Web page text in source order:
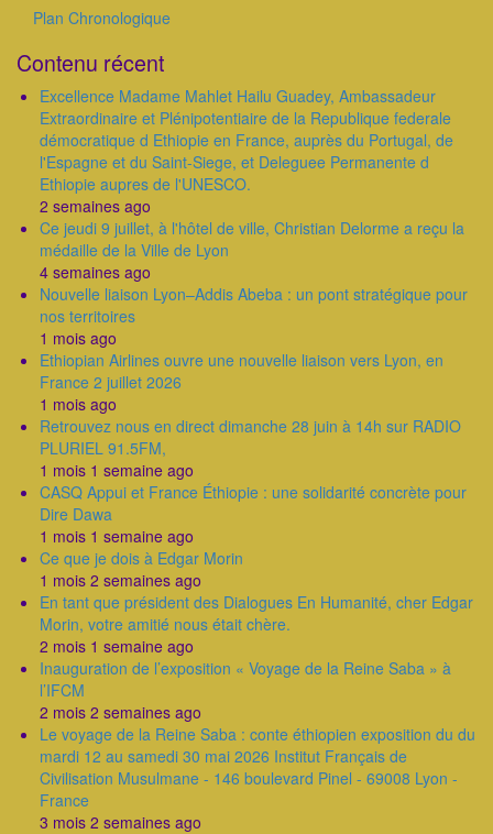
Plan Chronologique
Contenu récent
Excellence Madame Mahlet Hailu Guadey, Ambassadeur
Extraordinaire et Plénipotentiaire de la Republique federale
démocratique d Ethiopie en France, auprès du Portugal, de
l'Espagne et du Saint-Siege, et Deleguee Permanente d
Ethiopie aupres de l'UNESCO.
2 semaines ago
Ce jeudi 9 juillet, à l'hôtel de ville, Christian Delorme a reçu la
médaille de la Ville de Lyon
4 semaines ago
Nouvelle liaison Lyon–Addis Abeba : un pont stratégique pour
nos territoires
1 mois ago
Ethiopian Airlines ouvre une nouvelle liaison vers Lyon, en
France 2 juillet 2026
1 mois ago
Retrouvez nous en direct dimanche 28 juin à 14h sur RADIO
PLURIEL 91.5FM,
1 mois 1 semaine ago
CASQ Appui et France Éthiopie : une solidarité concrète pour
Dire Dawa
1 mois 1 semaine ago
Ce que je dois à Edgar Morin
1 mois 2 semaines ago
En tant que président des Dialogues En Humanité, cher Edgar
Morin, votre amitié nous était chère.
2 mois 1 semaine ago
Inauguration de l’exposition « Voyage de la Reine Saba » à
l’IFCM
2 mois 2 semaines ago
Le voyage de la Reine Saba : conte éthiopien exposition du du
mardi 12 au samedi 30 mai 2026 Institut Français de
Civilisation Musulmane - 146 boulevard Pinel - 69008 Lyon -
France
3 mois 2 semaines ago